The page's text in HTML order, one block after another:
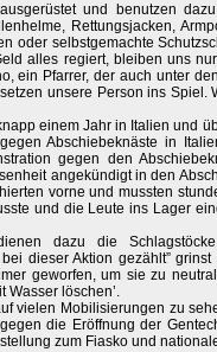
und benutzen
Rettungsjacken,
oder selbstgemachte
alles regiert, bleiben uns
ein Pfarrer, der auch unter
unsere Person ins
einem Jahr in Italien und
Abschiebeknäste in
gegen den
angekündigt in den
vorne und mussten
und die Leute ins Lager
dazu die
dieser Aktion gezählt”
geworfen, um sie zu
Wasser löschen’.
vielen Mobilisierungen zu
die Eröffnung der
zum Fiasko und